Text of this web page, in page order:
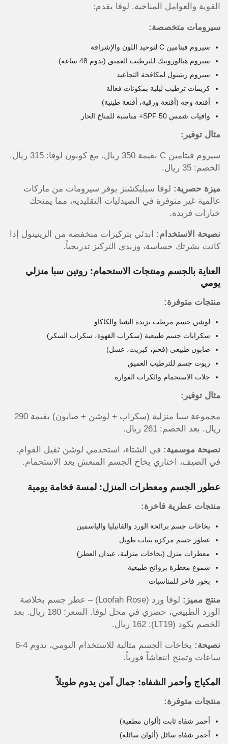
القوية والعوامل المناخية. لوفا يقدم:
سيرومات متخصصة:
سيروم فيتامين C لتوحيد اللون والإشراقة
سيروم هيالورونيك للترطيب العميق (يدوم 48 ساعة)
سيروم ريتينول لمكافحة التجاعيد
كريمات ترطيب ليلية بمكونات فعالة
أقنعة وجه (أقنعة ورقية، أقنعة طينية)
واقيات شمس SPF 50+ مناسبة للمناخ الحار
مثال توفير:
سيروم فيتامين C بقيمة 350 ريال. مع كوبون لوفا: 315 ريال.
الخصم: 35 ريال.
ميزة حصرية: لوفا سيليكشنز يوفر سيرومات من ماركات
عالمية غير متوفرة في الصيدليات التقليدية، مما يمنحك
خيارات فريدة.
نصيحة الاستخدام: ابدئي بتركيزات منخفضة من الريتينول إذا
كانت بشرتك حساسة، وزيدي التركيز تدريجياً.
العناية بالجسم ومنتجات الاستحمام: روتين سبا منزلي
يومي
منتجات متوفرة:
لوشن جسم مرطب بزبدة الشيا والكاكاو
سكرابات جسم طبيعية (سكراب القهوة، سكراب السكر)
صابون طبيعي (فحم، كبريت، عسل)
زيوت جسم للترطيب العميق
جلات الاستحمام والكرات الفوارة
مثال توفير:
مجموعة سبا منزلية (سكراب + لوشن + صابون) بقيمة 290
ريال. بعد الخصم: 261 ريال.
نصيحة موسمية: في الشتاء، استخدمي لوشن ثقيل القوام.
في الصيف، اختاري بخاخ الجسم المنعش بعد الاستحمام.
عطور الجسم ومعطرات المنزل: لمسة فخامة يومية
منتجات عطرية فاخرة:
بخاخات جسم برائحة الورد والفانيليا والياسمين
عطور جسم مركزة بثبات طويل
معطرات منزل (بخاخات منزلية، عيدان العطر)
شموع معطرة بروائح طبيعية
بخور فاخر للمناسبات
منتج مميز:
لوفا ورد (Loofah Rose) – عطر جسم بخلاصة
الورد الطبيعي، حصري في محل لوفا. السعر: 180 ريال. بعد
الخصم بكود (LT19): 162 ريال.
نصيحة:
بخاخات الجسم مثالية للاستخدام اليومي، تدوم 4-6
ساعات وتمنح انتعاشاً فورياً.
المكياج وأحمر الشفاه: جمال آمن يدوم طويلاً
منتجات متوفرة:
أحمر شفاه ثابت (ألوان مطفية)
أحمر شفاه سائل (ألوان سائلة)